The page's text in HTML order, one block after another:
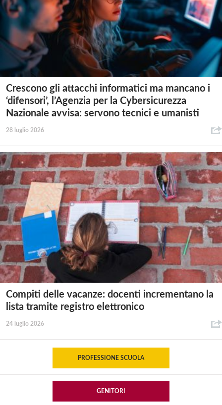
Crescono gli attacchi informatici ma mancano i
‘difensori’, l’Agenzia per la Cybersicurezza
Nazionale avvisa: servono tecnici e umanisti
28 luglio 2026
Compiti delle vacanze: docenti incrementano la
lista tramite registro elettronico
24 luglio 2026
PROFESSIONE SCUOLA
GENITORI